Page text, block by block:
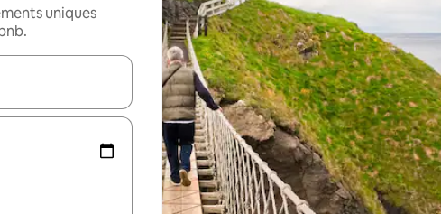
uniques
parcourez-les en utilisant les flèches vers le haut et vers le bas, ou en